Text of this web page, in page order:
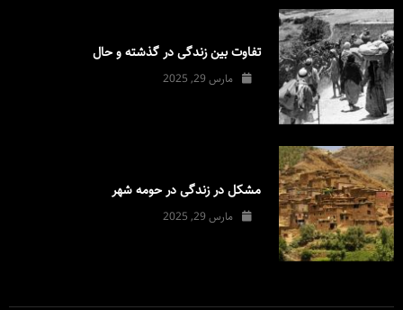
تفاوت بین زندگی در گذشته و حال
مارس 29, 2025
مشکل در زندگی در حومه شهر
مارس 29, 2025